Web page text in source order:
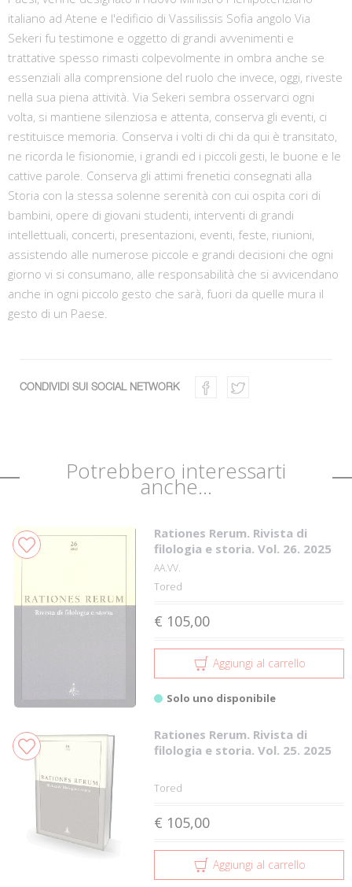
italiano ad Atene e l'edificio di Vassilissis Sofia angolo Via
Sekeri fu testimone e oggetto di grandi avvenimenti e
trattative spesso rimasti colpevolmente in ombra anche se
essenziali alla comprensione del ruolo che invece, oggi, riveste
nella sua piena attività. Via Sekeri sembra osservarci ogni
volta, si mantiene silenziosa e attenta, conserva gli eventi, ci
restituisce memoria. Conserva i volti di chi da qui è transitato,
ne ricorda le fisionomie, i grandi ed i piccoli gesti, le buone e le
cattive parole. Conserva gli attimi frenetici consegnati alla
Storia con la stessa solenne serenità con cui ospita cori di
bambini, opere di giovani studenti, interventi di grandi
intellettuali, concerti, presentazioni, eventi, feste, riunioni,
assistendo alle numerose piccole e grandi decisioni che ogni
giorno vi si consumano, alle responsabilità che si avvicendano
anche in ogni piccolo gesto che sarà, fuori da quelle mura il
gesto di un Paese.
CONDIVIDI SUI SOCIAL NETWORK
Potrebbero interessarti
anche...
Rationes Rerum. Rivista di
filologia e storia. Vol. 26. 2025
AA.VV.
Tored
€ 105,00
Aggiungi al carrello
Solo uno disponibile
Rationes Rerum. Rivista di
filologia e storia. Vol. 25. 2025
Tored
€ 105,00
Aggiungi al carrello